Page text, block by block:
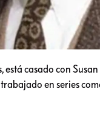
está casado con
en series